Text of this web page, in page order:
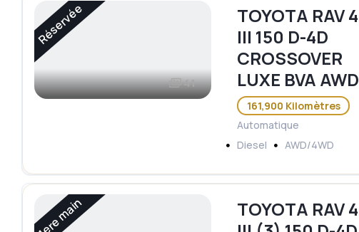
Réservée
41
TOYOTA RAV 4
III 150 D-4D
CROSSOVER
LUXE BVA AWD
161,900 Kilomètres
Automatique
Diesel
AWD/4WD
1ere main
TOYOTA RAV 4